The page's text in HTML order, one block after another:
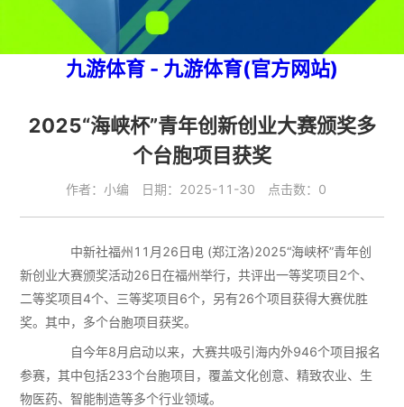
九游体育 - 九游体育(官方网站)
2025“海峡杯”青年创新创业大赛颁奖多
个台胞项目获奖
作者：小编 日期：2025-11-30 点击数：0
中新社福州11月26日电 (郑江洛)2025“海峡杯”青年创
新创业大赛颁奖活动26日在福州举行，共评出一等奖项目2个、
二等奖项目4个、三等奖项目6个，另有26个项目获得大赛优胜
奖。其中，多个台胞项目获奖。
自今年8月启动以来，大赛共吸引海内外946个项目报名
参赛，其中包括233个台胞项目，覆盖文化创意、精致农业、生
物医药、智能制造等多个行业领域。